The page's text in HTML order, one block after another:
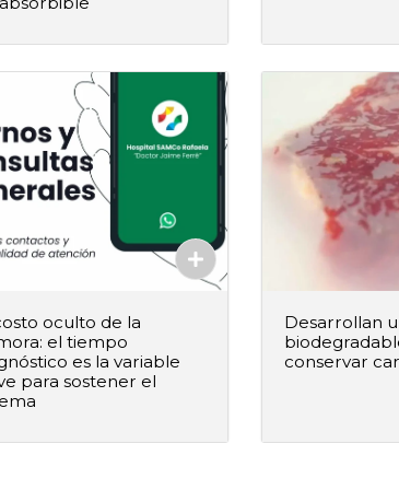
+
Agregar al pedido
oculto de la
el tiempo
es la variable
para sostener el
Desarrollan
conservar